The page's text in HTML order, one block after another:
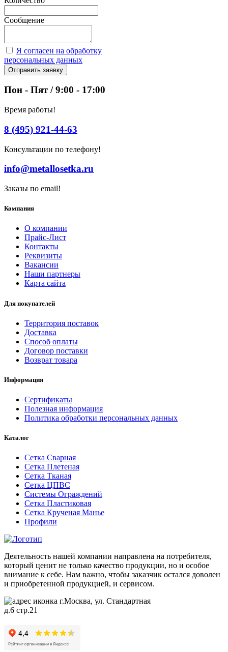
Сообщение
Я согласен на обработку
персональных данных
Отправить заявку
Пон - Пят / 9:00 - 17:00
Время работы!
8 (495) 921-44-63
Консультации по телефону!
info@metallosetka.ru
Заказы по email!
Компания
О компании
Прайс-Лист
Контакты
Реквизиты
Вакансии
Наши партнеры
Карта сайта
Для покупателей
Территория поставок
Доставка
Способ оплаты
Договор поставки
Возврат товара
Информация
Сертификаты
Полезная информация
Политика обработки персональных данных
Каталог
Сетка Сварная
Сетка Плетеная
Сетка Тканая
Сетка ЦПВС
Системы Ограждений
Сетка Пластиковая
Сетка Крученая Манье
Профили
Деятельность нашей компании направлена на потребителя,
который ценит не только качество продукции, но и особое
внимание к себе. Нам важно, чтобы заказчик остался доволен
и приобретенной продукцией, и сервисом.
г.Москва, ул. Стандартная
д.6 стр.21